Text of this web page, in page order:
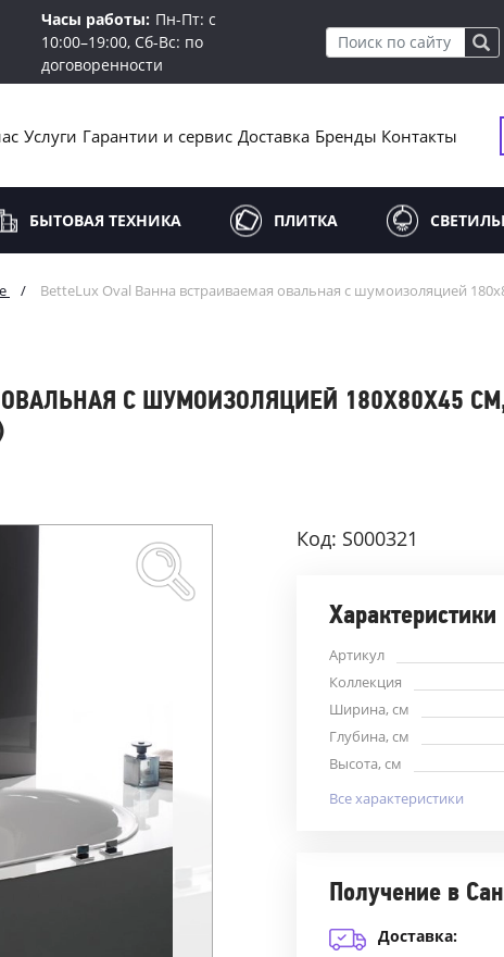
Часы работы: Пн-Пт: с
10:00–19:00, Сб-Вс: по
договоренности
Услуги Гарантии и сервис Доставка Бренды Контакты
БЫТОВАЯ ТЕХНИКА ПЛИТКА
/
BetteLux Oval Ванна встраиваемая овальная с шумоизоляцией
С ШУМОИЗОЛЯЦИЕЙ 180X80X45 СМ,
Код: S000321
Характеристики
Артикул
Коллекция
Ширина, см
Глубина, см
Высота, см
Все характеристики
Получение в
Доставка: